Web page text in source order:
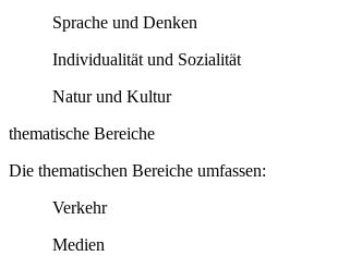
Sprache und Denken
Individualität und Sozialität
Natur und Kultur
thematische Bereiche
Die thematischen Bereiche umfassen:
Verkehr
Medien